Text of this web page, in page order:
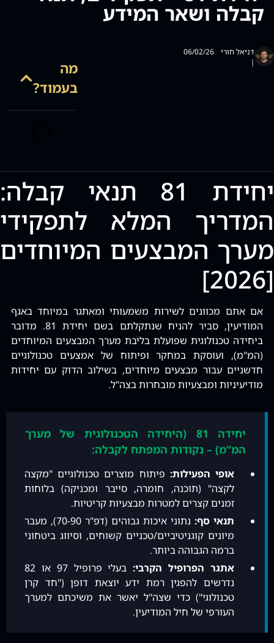
קבלה ושאר המידע
דניאל חורי
|
06/02/26
מה
בעמוד?
יחידת 81 תנאי קבלה:
המדריך המלא לתפקידי
מערך המבצעים המיוחדים
[2026]
אם אתם מכוונים לשירות משמעותי ומאתגר במיוחד באגף
המודיעין, סביר להניח שנתקלתם בשם יחידת 81. מדובר
ביחידה טכנולוגית שפועלת בליבת מערך המבצעים המיוחדים
(המ"מ), ועוסקת במחקר ופיתוח של אמצעים טכנולוגיים
חדשניים עבור מבצעים מיוחדים, בשילוב הדוק עם יחידות
מודיעיניות ומבצעיות מובחרות בצה"ל.
יחידה 81 (היחידה הטכנולוגית של מערך
המ"מ) – נקודות המפתח לקבלה:
אופי הפעילות: פיתוח מוצרים טכנולוגיים "מקצה
לקצה" (תוכנה, חומרה, סייבר ומכניקה) בלוחות
זמנים קצרים למטרות מבצעיות קריטיות.
תנאי סף:
נתוני איכות גבוהים (דפ"ר 70-90), מעבר
מיונים קוגניטיביים/טכניים קשוחים, וסיווג ביטחוני
ברמה הגבוהה ביותר.
אתגר הפרופיל הקרבי:
בעלי פרופיל 97 או 82
נדרשים להפגין רמת ידע יוצאת דופן ("חד קרן
טכנולוגי") כדי שצה"ל יאשר את משיכתם למערך
העורפי של חיל המודיעין.
font_download סמן קישורים